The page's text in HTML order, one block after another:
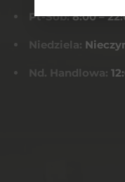
Pt-Sob:8:00 –
Niedziela:
Nd. Handlowa: